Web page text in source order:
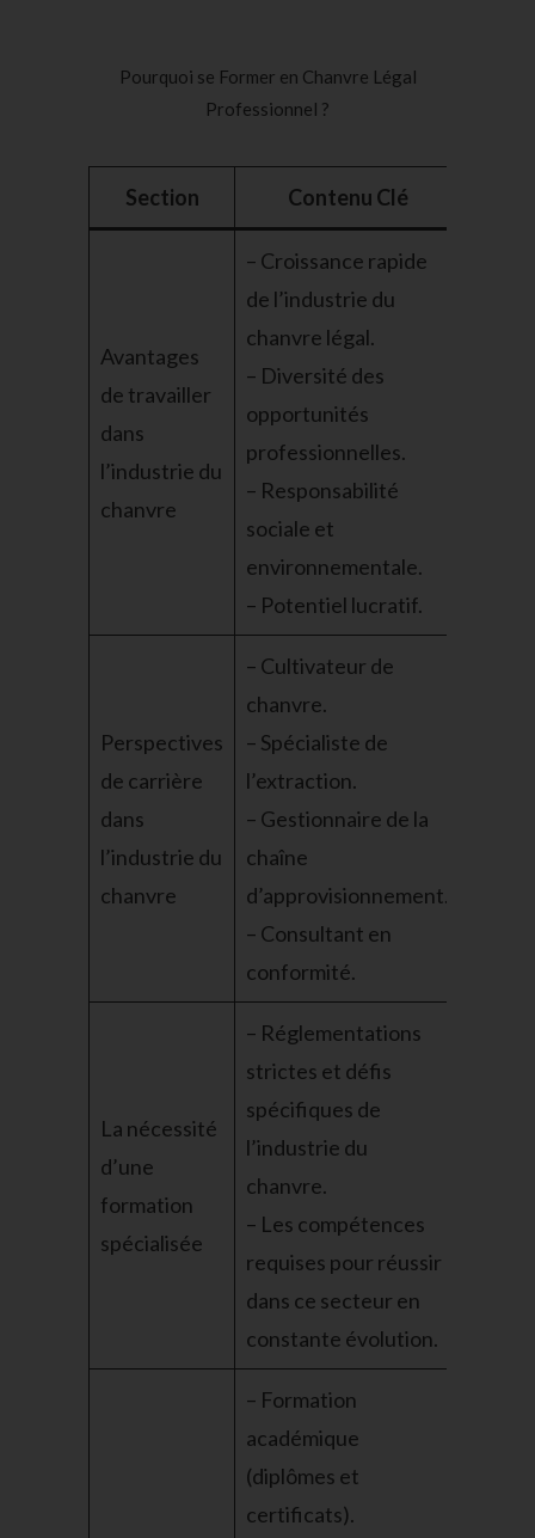
Pourquoi se Former en Chanvre Légal
Professionnel ?
Section Contenu Clé
Avantages
de travailler
dans
l’industrie du
chanvre
– Croissance rapide
de l’industrie du
chanvre légal.
– Diversité des
opportunités
professionnelles.
– Responsabilité
sociale et
environnementale.
– Potentiel lucratif.
Perspectives
de carrière
dans
l’industrie du
chanvre
– Cultivateur de
chanvre.
– Spécialiste de
l’extraction.
– Gestionnaire de la
chaîne
d’approvisionnement.
– Consultant en
conformité.
La nécessité
d’une
formation
spécialisée
– Réglementations
strictes et défis
spécifiques de
l’industrie du
chanvre.
– Les compétences
requises pour réussir
dans ce secteur en
constante évolution.
– Formation
académique
(diplômes et
certificats).